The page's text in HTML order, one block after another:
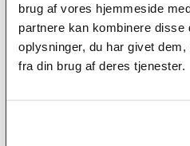
brug af vores hjemmeside
partnere kan kombinere disse
oplysninger, du har givet
fra din brug af deres tjenester.
leve op til en række